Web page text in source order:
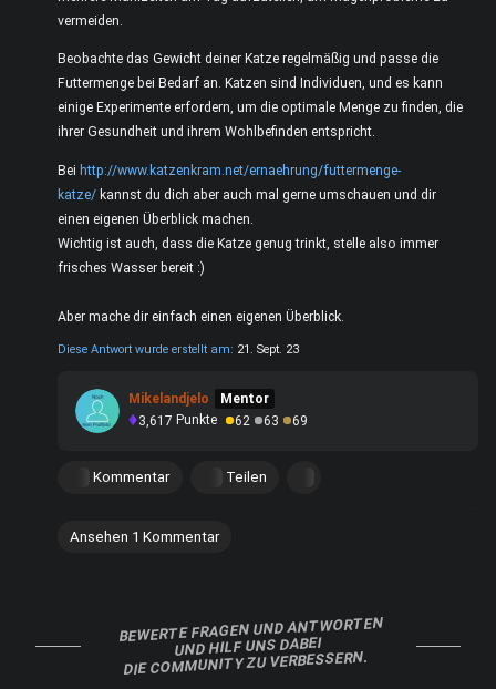
vermeiden.
Beobachte das Gewicht deiner Katze regelmäßig und passe die
Futtermenge bei Bedarf an. Katzen sind Individuen, und es kann
einige Experimente erfordern, um die optimale Menge zu finden, die
ihrer Gesundheit und ihrem Wohlbefinden entspricht.
Bei http://www.katzenkram.net/ernaehrung/futtermenge-
katze/ kannst du dich aber auch mal gerne umschauen und dir
einen eigenen Überblick machen.
Wichtig ist auch, dass die Katze genug trinkt, stelle also immer
frisches Wasser bereit :)
Aber mache dir einfach einen eigenen Überblick.
Diese Antwort wurde erstellt am: 21. Sept. 23
Mikelandjelo
Mentor
3,617 Punkte 62 63 69
Kommentar Teilen
Ansehen 1 Kommentar
BEWERTE FRAGEN UND ANTWORTEN
UND HILF UNS DABEI
DIE COMMUNITY ZU VERBESSERN.